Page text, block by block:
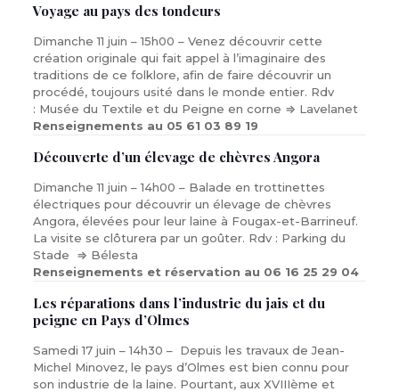
Voyage au pays des tondeurs
Dimanche 11 juin – 15h00 – Venez découvrir cette
création originale qui fait appel à l’imaginaire des
traditions de ce folklore, afin de faire découvrir un
procédé, toujours usité dans le monde entier. Rdv
: Musée du Textile et du Peigne en corne ⇒ Lavelanet
Renseignements au 05 61 03 89 19
Découverte d’un élevage de chèvres Angora
Dimanche 11 juin – 14h00 – Balade en trottinettes
électriques pour découvrir un élevage de chèvres
Angora, élevées pour leur laine à Fougax-et-Barrineuf.
La visite se clôturera par un goûter. Rdv : Parking du
Stade ⇒ Bélesta
Renseignements et réservation au 06 16 25 29 04
Les réparations dans l’industrie du jais et du
peigne en Pays d’Olmes
Samedi 17 juin – 14h30 – Depuis les travaux de Jean-
Michel Minovez, le pays d’Olmes est bien connu pour
son industrie de la laine. Pourtant, aux XVIIIème et